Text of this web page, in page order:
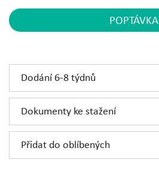
POPTÁVKA
Přidat do oblíbených
Dokumenty ke stažení
Dodání 6-8 týdnů